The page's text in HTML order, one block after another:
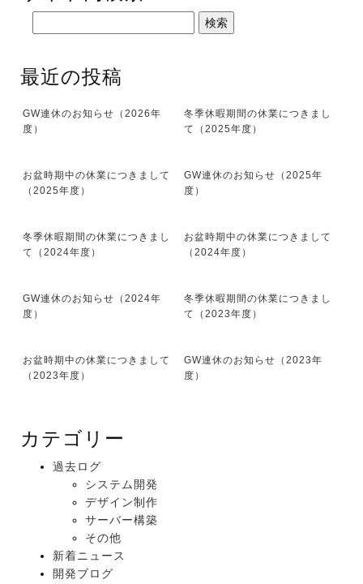
最近の投稿
GW連休のお知らせ（2026年
度）
冬季休暇期間の休業につきまし
て（2025年度）
お盆時期中の休業につきまして
（2025年度）
GW連休のお知らせ（2025年
度）
冬季休暇期間の休業につきまし
て（2024年度）
お盆時期中の休業につきまして
（2024年度）
GW連休のお知らせ（2024年
度）
冬季休暇期間の休業につきまし
て（2023年度）
お盆時期中の休業につきまして
（2023年度）
GW連休のお知らせ（2023年
度）
カテゴリー
過去ログ
システム開発
デザイン制作
サーバー構築
その他
新着ニュース
開発ブログ